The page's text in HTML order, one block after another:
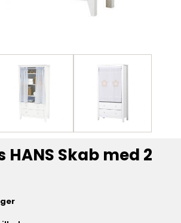
HANS Skab med 2